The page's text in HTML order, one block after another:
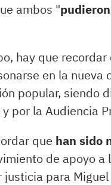
ambos "
hay que
en la nueva
popular, siendo
por la Audiencia
que han sido
de apoyo
justicia para